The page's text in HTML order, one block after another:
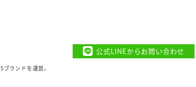
ランドを運営。
公式LINEからお問い合わせ